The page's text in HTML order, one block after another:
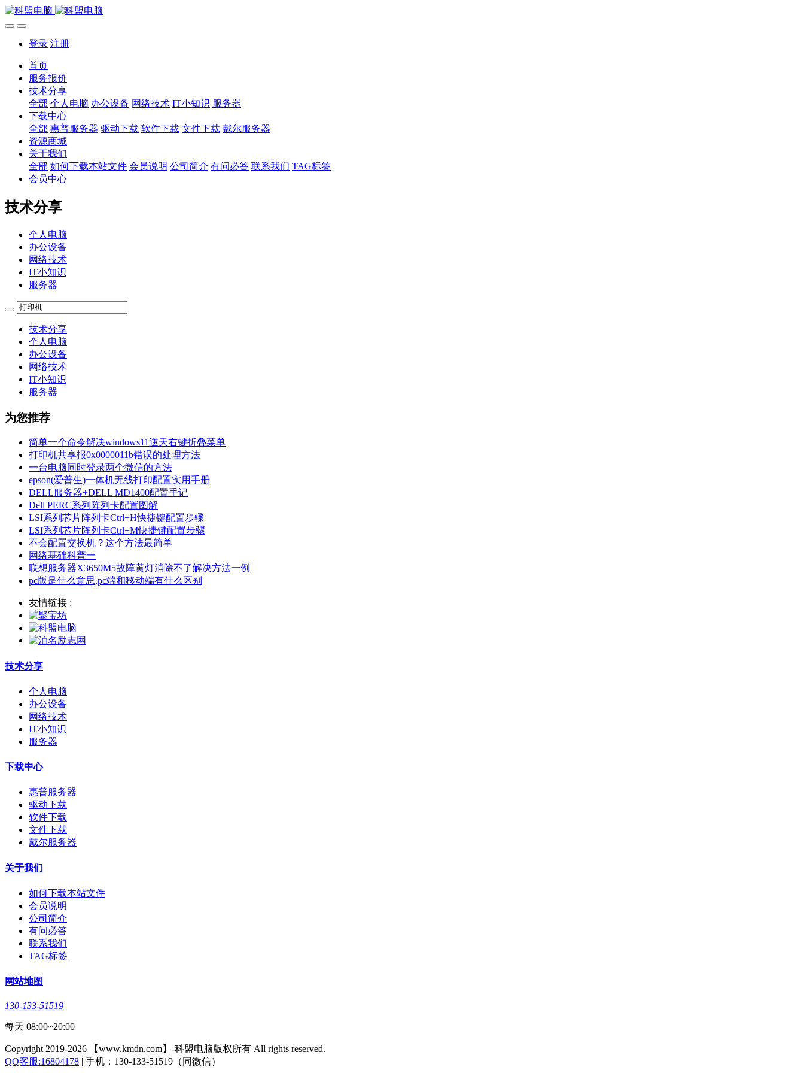
登录 注册
首页
服务报价
技术分享
全部 个人电脑 办公设备 网络技术 IT小知识 服务器
下载中心
全部 惠普服务器 驱动下载 软件下载 文件下载 戴尔服务器
资源商城
关于我们
全部 如何下载本站文件 会员说明 公司简介 有问必答 联系我们 TAG标签
会员中心
技术分享
个人电脑
办公设备
网络技术
IT小知识
服务器
技术分享
个人电脑
办公设备
网络技术
IT小知识
服务器
为您推荐
简单一个命令解决windows11逆天右键折叠菜单
打印机共享报0x0000011b错误的处理方法
一台电脑同时登录两个微信的方法
epson(爱普生)一体机无线打印配置实用手册
DELL服务器+DELL MD1400配置手记
Dell PERC系列阵列卡配置图解
LSI系列芯片阵列卡Ctrl+H快捷键配置步骤
LSI系列芯片阵列卡Ctrl+M快捷键配置步骤
不会配置交换机？这个方法最简单
网络基础科普一
联想服务器X3650M5故障黄灯消除不了解决方法一例
pc版是什么意思,pc端和移动端有什么区别
友情链接 :
技术分享
个人电脑
办公设备
网络技术
IT小知识
服务器
下载中心
惠普服务器
驱动下载
软件下载
文件下载
戴尔服务器
关于我们
如何下载本站文件
会员说明
公司简介
有问必答
联系我们
TAG标签
网站地图
130-133-51519
每天 08:00~20:00
Copyright 2019-2026 【www.kmdn.com】-科盟电脑版权所有 All rights reserved.
QQ客服:16804178 | 手机：130-133-51519（同微信）